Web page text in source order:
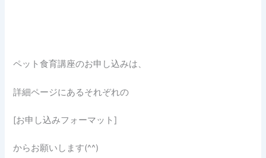
ペット食育講座のお申し込みは、
詳細ページにあるそれぞれの
[お申し込みフォーマット]
からお願いします(^^)